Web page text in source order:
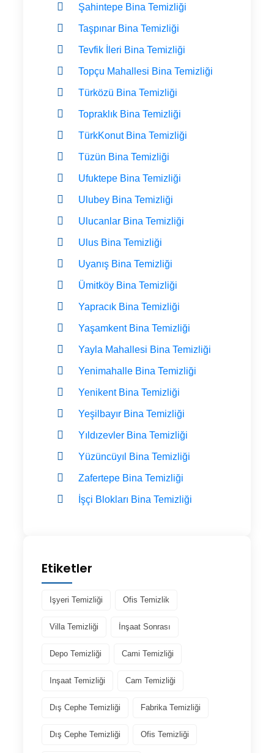
Şahintepe Bina Temizliği
Taşpınar Bina Temizliği
Tevfik İleri Bina Temizliği
Topçu Mahallesi Bina Temizliği
Türközü Bina Temizliği
Topraklık Bina Temizliği
TürkKonut Bina Temizliği
Tüzün Bina Temizliği
Ufuktepe Bina Temizliği
Ulubey Bina Temizliği
Ulucanlar Bina Temizliği
Ulus Bina Temizliği
Uyanış Bina Temizliği
Ümitköy Bina Temizliği
Yapracık Bina Temizliği
Yaşamkent Bina Temizliği
Yayla Mahallesi Bina Temizliği
Yenimahalle Bina Temizliği
Yenikent Bina Temizliği
Yeşilbayır Bina Temizliği
Yıldızevler Bina Temizliği
Yüzüncüyıl Bina Temizliği
Zafertepe Bina Temizliği
İşçi Blokları Bina Temizliği
Etiketler
Işyeri Temizliği Ofis Temizlik
Villa Temizliği İnşaat Sonrası
Depo Temizliği Cami Temizliği
Inşaat Temizliği Cam Temizliği
Dış Cephe Temizliği Fabrika Temizliği
Dış Cephe Temizliği Ofis Temizliği